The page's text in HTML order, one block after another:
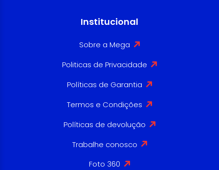
Institucional
Sobre a Mega
Politicas de Privacidade
Políticas de Garantia
Termos e Condições
Políticas de devolução
Trabalhe conosco
Foto 360